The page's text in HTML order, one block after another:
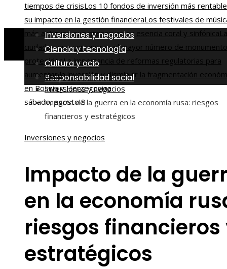
tiempos de crisisLos 10 fondos de inversión más
su impacto en la gestión financieraLos festivales de
más antiguos que preservan su esencia coral y sinfónica
ciudades que concentran el mayor número de
protegidosLa importancia de reformas regulatorias para
aumentar la inversión y disminuir la fragmentación
en Bosnia y Herzegovina
sábado, agosto 8
Inversiones y negocios
Ciencia y tecnología
Cultura y ocio
Responsabilidad social
Inicio
Inversiones y negocios
Impacto de la guerra en la economía rusa: riesgos
financieros y estratégicos
Inversiones y negocios
Impacto de la
en la economía
riesgos financieros
estratégicos